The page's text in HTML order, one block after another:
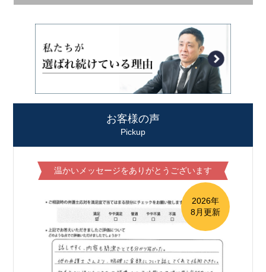
お客様の声
Pickup
温かいメッセージをありがとうございます
2026年
8月更新